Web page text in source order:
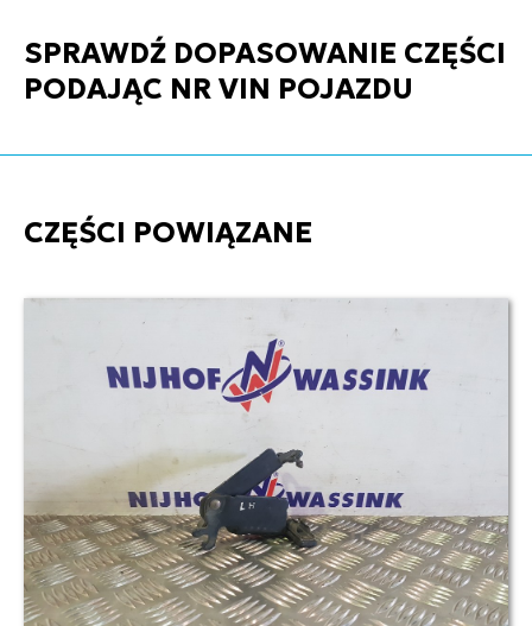
SPRAWDŹ DOPASOWANIE CZĘŚCI
PODAJĄC NR VIN POJAZDU
CZĘŚCI POWIĄZANE